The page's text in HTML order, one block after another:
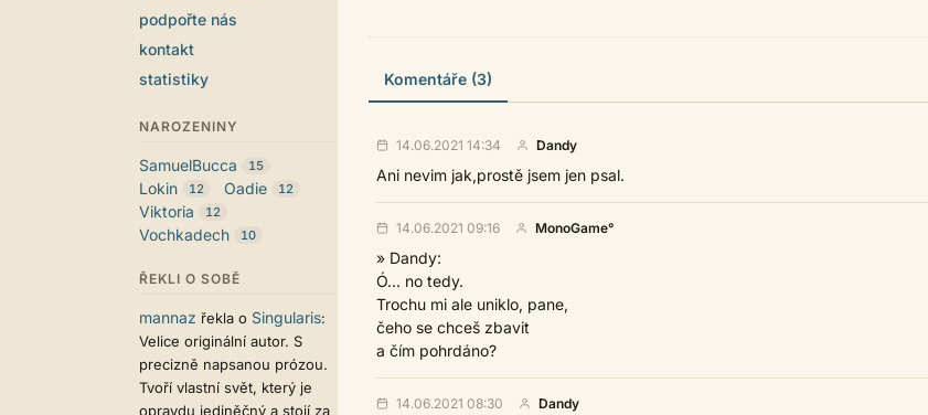
podpořte nás
kontakt
statistiky
NAROZENINY
SamuelBucca 15
Lokin 12 Oadie 12
Viktoria 12
Vochkadech 10
ŘEKLI O SOBĚ
mannaz řekla o Singularis:
Velice originální autor. S
precizně napsanou prózou.
Tvoří vlastní svět, který je
opravdu jediněčný a stojí za
Komentáře (3)
14.06.2021 14:34 Dandy
Ani nevim jak,prostě jsem jen psal.
14.06.2021 09:16 MonoGame°
» Dandy:
Ó... no tedy.
Trochu mi ale uniklo, pane,
čeho se chceš zbavit
a čím pohrdáno?
14.06.2021 08:30 Dandy